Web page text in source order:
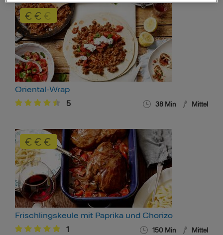
Oriental-Wrap
5 38 Min Mittel
Frischlingskeule mit Paprika und Chorizo
1 150 Min Mittel